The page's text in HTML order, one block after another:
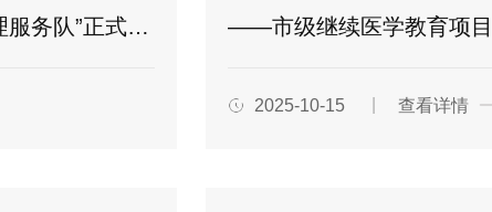
队”正式成立 ——市级继续医学教育项目《基层医院老年慢病护理
2025-10-15 查看详情